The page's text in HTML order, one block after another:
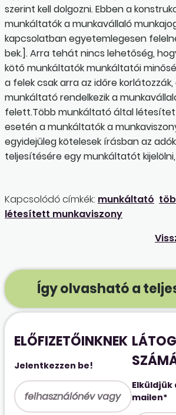
szerint kell dolgozni. Ebben a
munkáltatók a munkavállaló
kapcsolatban egyetemlegesen
bek.]. Arra tehát nincs lehetőség,
kötő munkáltatók munkáltatói
a felek csak arra az időre
munkáltató rendelkezik a
felett.Több munkáltató által
esetén a munkáltatók a
egyidejűleg kötelesek írásban az
teljesítésére egy munkáltatót kijelölni,
Kapcsolódó címkék: munkáltató
létesített munkaviszony
Így olvasható a
ELŐFIZETŐINKNEK
Jelentkezzen be!
Elküldjük
mailen*